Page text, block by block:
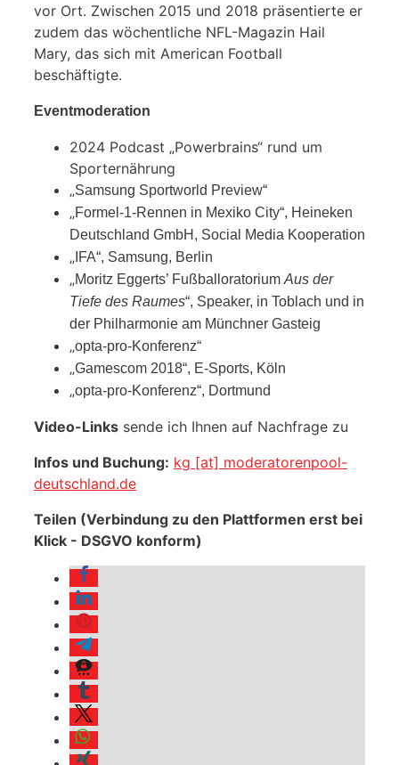
vor Ort. Zwischen 2015 und 2018 präsentierte er
zudem das wöchentliche NFL-Magazin Hail
Mary, das sich mit American Football
beschäftigte.
Eventmoderation
2024 Podcast „Powerbrains“ rund um
Sporternährung
„Samsung Sportworld Preview“
„Formel-1-Rennen in Mexiko City“, Heineken
Deutschland GmbH, Social Media Kooperation
„ IFA“, Samsung, Berlin
„Moritz Eggerts’ Fußballoratorium Aus der
Tiefe des Raumes“, Speaker, in Toblach und in
der Philharmonie am Münchner Gasteig
„opta-pro-Konferenz“
„Gamescom 2018“, E-Sports, Köln
„opta-pro-Konferenz“, Dortmund
Video-Links sende ich Ihnen auf Nachfrage zu
Infos und Buchung: kg [at] moderatorenpool-
deutschland.de
Teilen (Verbindung zu den Plattformen erst bei
Klick - DSGVO konform)